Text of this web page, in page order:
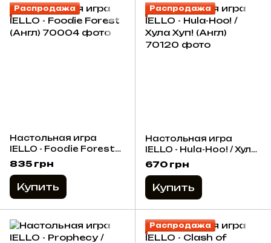
Распродажа
Настольная игра
IELLO - Foodie Forest
(Англ)
835 грн
Купить
Распродажа
Настольная игра
IELLO - Hula-Hoo! / Хула
Хуп! (Англ)
670 грн
Купить
Распродажа